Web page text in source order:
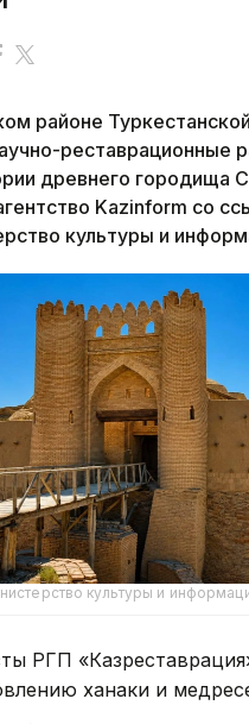
районе
реставрационные
древнего городища
Kazinform со
культуры и
культуры и
РГП
ханаки и